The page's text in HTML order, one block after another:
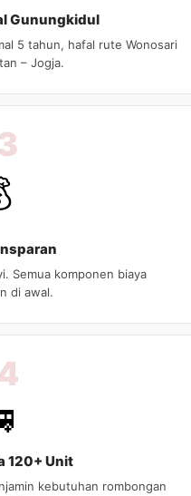
Gunungkidul
5 tahun, hafal rute Wonosari
– Jogja.
Semua komponen biaya
di awal.
120+ Unit
kebutuhan rombongan